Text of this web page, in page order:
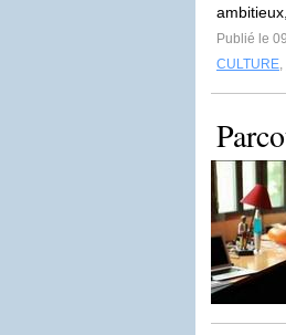
Publié le
CULTURE,